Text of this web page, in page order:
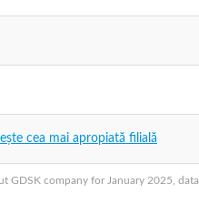
GDSK company for January 2025,
cea mai apropiată filială